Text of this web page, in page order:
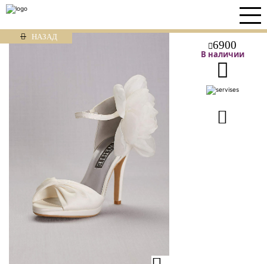
НАЗАД
6900
В наличии